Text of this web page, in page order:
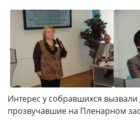
Интерес у собравшихся вызвали
прозвучавшие на Пленарном